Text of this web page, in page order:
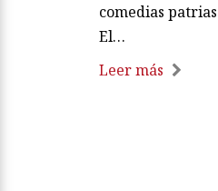
comedias
El…
Leer más